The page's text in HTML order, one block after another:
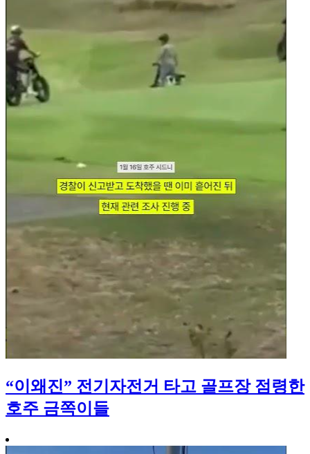
“이왜진” 전기자전거 타고 골프장 점령한
호주 금쪽이들